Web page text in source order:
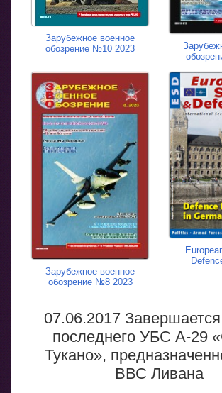
Зарубежное военное
обозрение №10 2023
Зарубежное военное
обозрение №8 2023
07.06.2017
последнего УБС A-29
Тукано»,
ВВС Ливана